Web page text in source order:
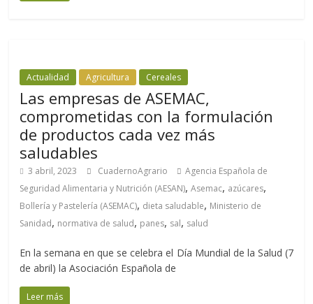
Actualidad Agricultura Cereales
Las empresas de ASEMAC,
comprometidas con la formulación
de productos cada vez más
saludables
3 abril, 2023 CuadernoAgrario
Agencia Española de
Seguridad Alimentaria y Nutrición (AESAN),Asemac, azúcares,
Bollería y Pastelería (ASEMAC), dieta saludable, Ministerio de
Sanidad, normativa de salud, panes, sal, salud
En la semana en que se celebra el Día Mundial de la Salud (7
de abril) la Asociación Española de
Leer más